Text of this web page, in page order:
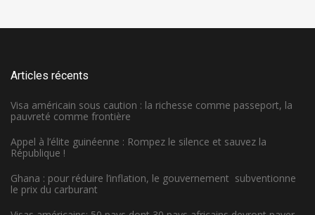
Articles récents
Visa américain sous caution : la richesse comme passeport, la
pauvreté comme frontière
Appel à l’élite guinéenne : Rompez le silence et sauvez la
République !
Ghana : pour réduire l’inflation, le gouvernement subventionne
le prix du carburant